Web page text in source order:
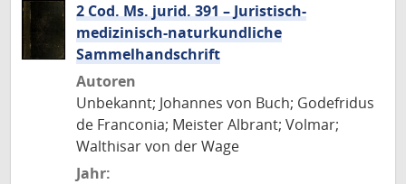
2 Cod. Ms. jurid. 391 – Juristisch-
medizinisch-naturkundliche
Sammelhandschrift
Autoren
Unbekannt; Johannes von Buch; Godefridus
de Franconia; Meister Albrant; Volmar;
Walthisar von der Wage
Jahr: